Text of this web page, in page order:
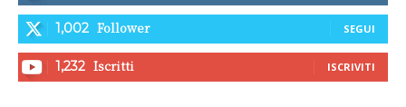
1,002 Follower SEGUI
1,232 Iscritti ISCRIVITI